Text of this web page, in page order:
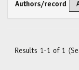
Authors/record
Results 1-1 of 1